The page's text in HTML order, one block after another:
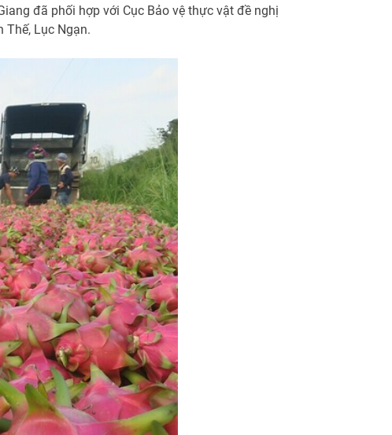
đã phối hợp với Cục Bảo vệ thực vật đề nghị
Thế, Lục Ngạn.